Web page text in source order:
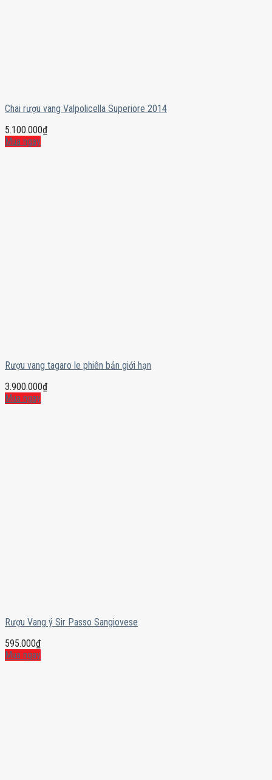
Chai rượu vang Valpolicella Superiore 2014
5.100.000₫
Mua ngay
Rượu vang tagaro le phiên bản giới hạn
3.900.000₫
Mua ngay
Rượu Vang ý Sir Passo Sangiovese
595.000₫
Mua ngay